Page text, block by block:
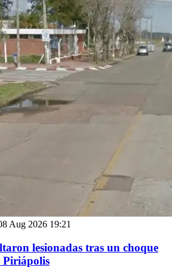
Aug 2026 19:21
lesionadas tras un choque
Piriápolis